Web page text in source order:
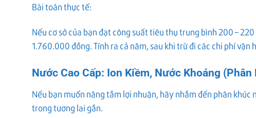
Bài toán thực tế:
Nếu cơ sở của bạn đạt công suất tiêu thụ trung bình 200 –
1.760.000 đồng. Tính ra cả năm, sau khi trừ đi các chi phí
Nước Cao Cấp: Ion Kiềm, Nước Khoáng (Phân
Nếu bạn muốn nâng tầm lợi nhuận, hãy nhắm đến phân
trong tương lai gần.